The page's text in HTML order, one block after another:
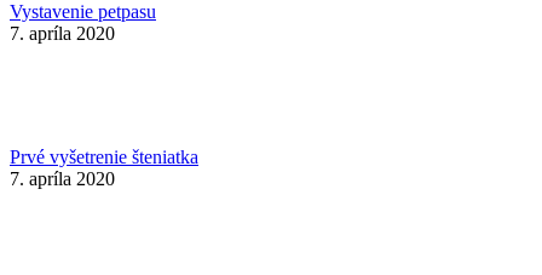
Vystavenie petpasu
7. apríla 2020
Prvé vyšetrenie šteniatka
7. apríla 2020